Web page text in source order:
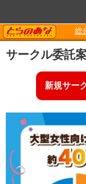
総
サークル委託
新規サー